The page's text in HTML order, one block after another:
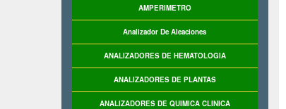
AMPERIMETRO
Analizador De Aleaciones
ANALIZADORES DE HEMATOLOGIA
ANALIZADORES DE PLANTAS
ANALIZADORES DE QUIMICA CLINICA